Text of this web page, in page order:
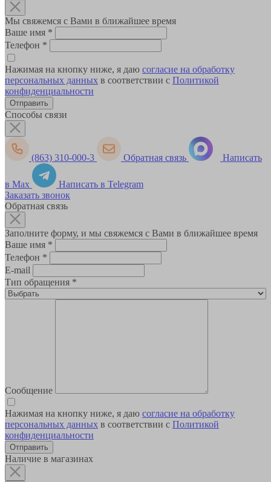
Мы свяжемся с Вами в ближайшее время
Ваше имя *
Телефон *
Нажимая на кнопку ниже, я даю согласие на обработку
персональных данных в соответствии с Политикой
конфиденциальности
Способы связи
(863) 310-000-3 Обратная связь Написать
в Max
Написать в Telegram
Заказать звонок
Обратная связь
Заполните форму, и мы свяжемся с Вами в ближайшее время
Ваше имя *
Телефон *
E-mail
Тип обращения *
Сообщение
Нажимая на кнопку ниже, я даю согласие на обработку
персональных данных в соответствии с Политикой
конфиденциальности
Наличие в магазинах